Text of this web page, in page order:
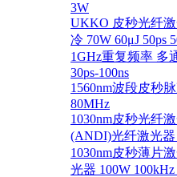
3W
UKKO 皮秒光纤激
冷 70W 60μJ 50ps
1GHz重复频率 多
30ps-100ns
1560nm波段皮秒
80MHz
1030nm皮秒光纤
(ANDI)光纤激光器
1030nm皮秒薄片
光器 100W 100kHz